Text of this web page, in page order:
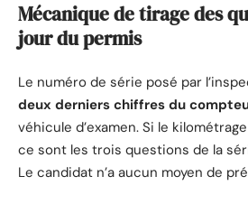
Mécanique de tirage des
jour du permis
Le numéro de série posé par
deux derniers chiffres du
véhicule d’examen. Si le
ce sont les trois questions de la
Le candidat n’a aucun moyen de